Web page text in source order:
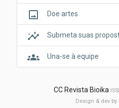
crop_original Doe artes
insights Submeta suas
groups Una-se à equipe
CC Revista Bioika
Design & dev by